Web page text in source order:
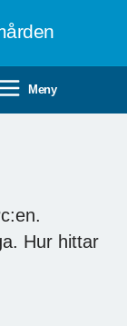
Meny
Hur hittar